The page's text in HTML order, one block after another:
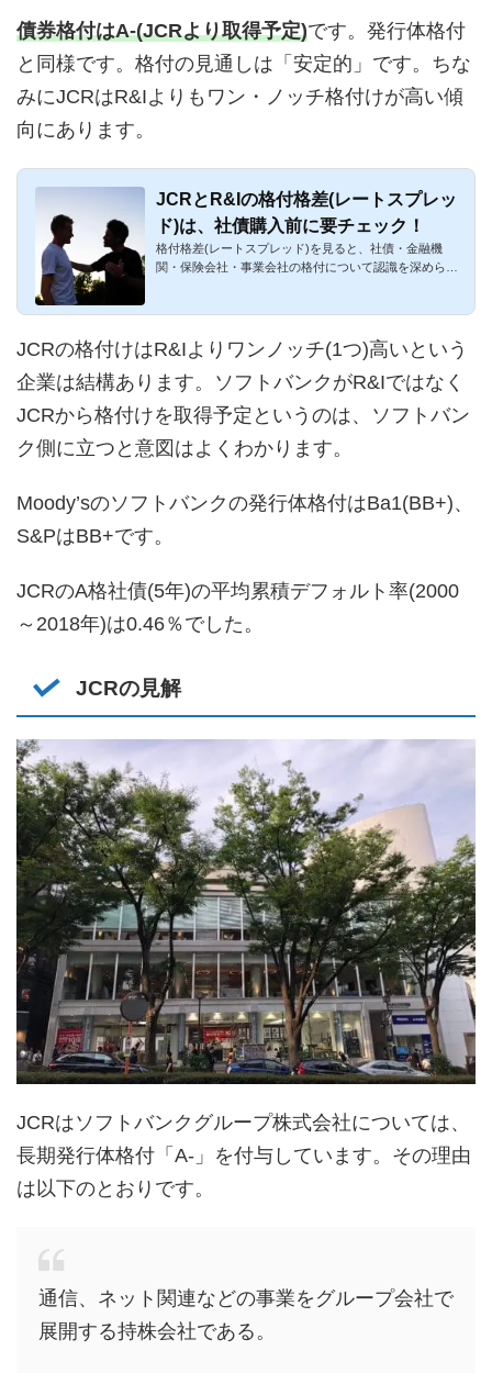
債券格付はA-(JCRより取得予定)です。発行体格付
と同様です。格付の見通しは「安定的」です。ちな
みにJCRはR&Iよりもワン・ノッチ格付けが高い傾
向にあります。
JCRとR&Iの格付格差(レートスプレッ
ド)は、社債購入前に要チェック！
格付格差(レートスプレッド)を見ると、社債・金融機
関・保険会社・事業会社の格付について認識を深められ
JCRの格付けはR&Iよりワンノッチ(1つ)高いという
企業は結構あります。ソフトバンクがR&Iではなく
JCRから格付けを取得予定というのは、ソフトバン
ク側に立つと意図はよくわかります。
Moody’sのソフトバンクの発行体格付はBa1(BB+)、
S&PはBB+です。
JCRのA格社債(5年)の平均累積デフォルト率(2000
～2018年)は0.46％でした。
JCRの見解
JCRはソフトバンクグループ株式会社については、
長期発行体格付「A-」を付与しています。その理由
は以下のとおりです。
通信、ネット関連などの事業をグループ会社で
展開する持株会社である。